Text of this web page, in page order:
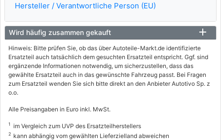
Hersteller / Verantwortliche Person (EU)
Wird häufig zusammen gekauft
Hinweis: Bitte prüfen Sie, ob das über Autoteile-Markt.de identifizierte
Ersatzteil auch tatsächlich dem gesuchten Ersatzteil entspricht. Ggf. sind
ergänzende Informationen notwendig, um sicherzustellen, dass das
gewählte Ersatzteil auch in das gewünschte Fahrzeug passt. Bei Fragen
zum Ersatzteil wenden Sie sich bitte direkt an den Anbieter Autotivo Sp. z
o.o.
Alle Preisangaben in Euro inkl. MwSt.
1 im Vergleich zum UVP des Ersatzteilherstellers
2 kann abhängig vom gewählten Lieferzielland abweichen